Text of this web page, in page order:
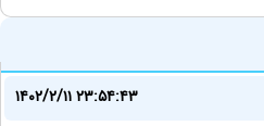
۱۴۰۲/۲/۱۱ ۲۳:۵۴:۴۳